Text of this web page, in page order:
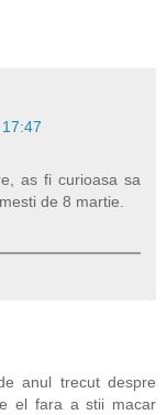
as fi curioasa sa
de 8 martie.
anul trecut despre
el fara a stii macar